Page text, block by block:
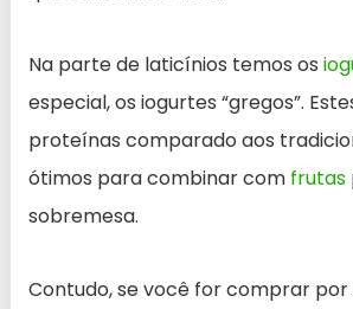
Na parte de laticínios temos os
especial, os iogurtes “gregos”.
proteínas comparado aos
ótimos para combinar com frutas
sobremesa.
Contudo, se você for comprar por